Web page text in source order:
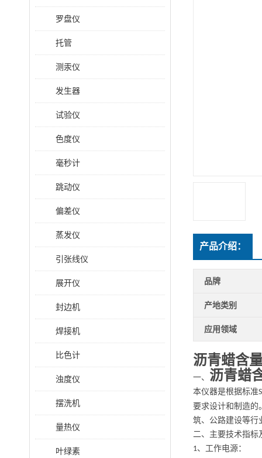
罗盘仪
托管
测汞仪
发生器
试验仪
色度仪
毫秒计
跳动仪
偏差仪
蒸发仪
引张线仪
展开仪
封边机
焊接机
比色计
浊度仪
摆洗机
量热仪
叶绿素
产品介绍：
品牌
产地类别
应用领域
沥青蜡含
一、 沥青蜡
本仪器是根据标准
要求设计和制造的
筑、公路建设等行
二、主要技术指标
1、工作电源